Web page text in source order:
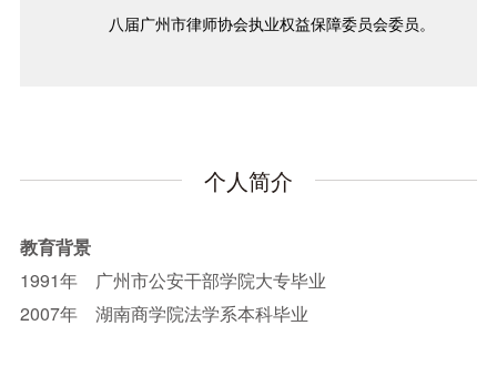
八届广州市律师协会执业权益保障委员会委员。
个人简介
教育背景
1991年 广州市公安干部学院大专毕业
2007年 湖南商学院法学系本科毕业